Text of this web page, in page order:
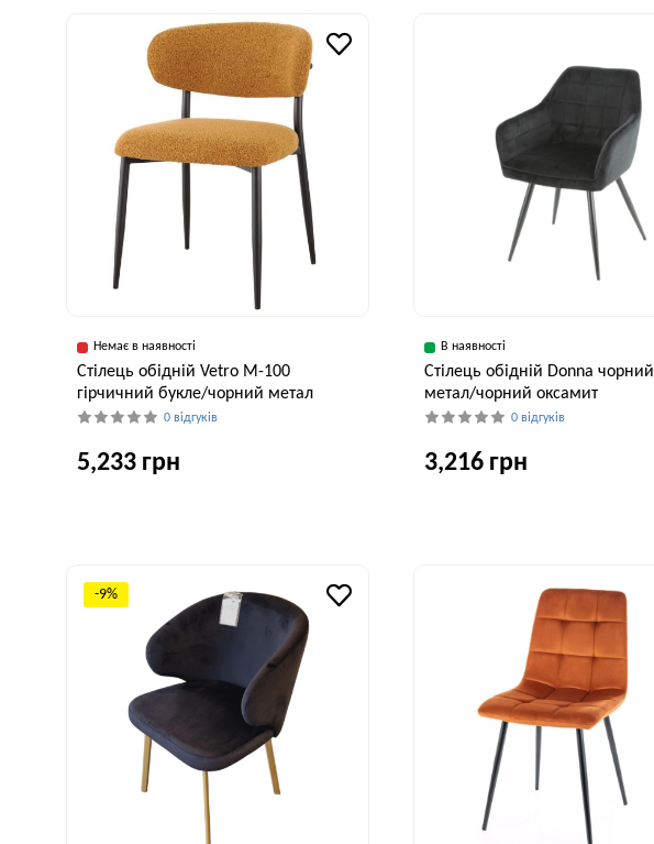
Немає в наявності
Стілець обідній Vetro M-100
гірчичний букле/чорний метал
0 відгуків
5,233 грн
В наявності
Стілець обідній Donna чорний
метал/чорний оксамит
0 відгуків
3,216 грн
-9%